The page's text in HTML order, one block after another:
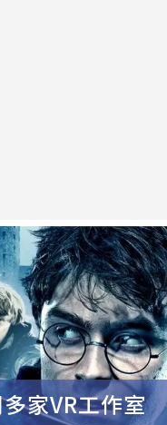
家VR工作室